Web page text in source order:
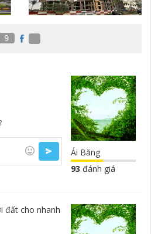
9
Ái Băng
93 đánh giá
đất cho nhanh